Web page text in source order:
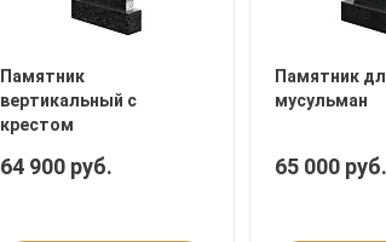
Памятник
вертикальный с
крестом
64 900 руб.
Памятник
мусульман
65 000 руб.